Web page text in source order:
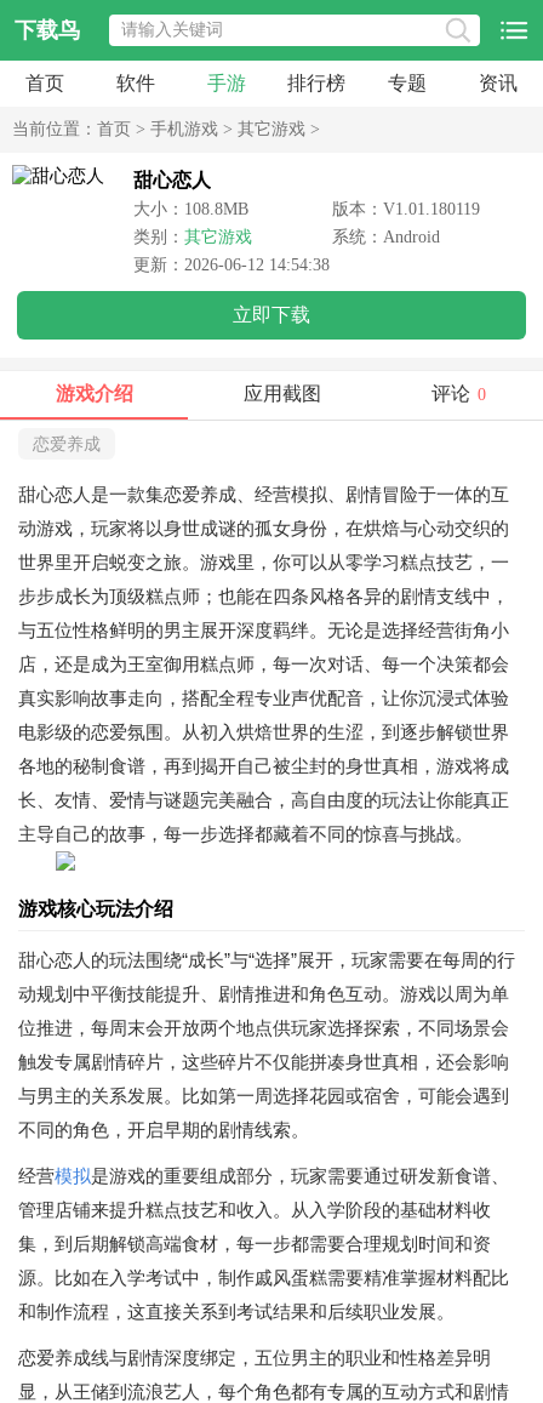
下载鸟
首页 软件 手游 排行榜 专题 资讯
当前位置： 首页 > 手机游戏 > 其它游戏 >
甜心恋人
大小：108.8MB
版本：V1.01.180119
类别： 其它游戏
系统：Android
更新：2026-06-12 14:54:38
立即下载
游戏介绍 应用截图 评论 0
恋爱养成
甜心恋人是一款集恋爱养成、经营模拟、剧情冒险于一体的互
动游戏，玩家将以身世成谜的孤女身份，在烘焙与心动交织的
世界里开启蜕变之旅。游戏里，你可以从零学习糕点技艺，一
步步成长为顶级糕点师；也能在四条风格各异的剧情支线中，
与五位性格鲜明的男主展开深度羁绊。无论是选择经营街角小
店，还是成为王室御用糕点师，每一次对话、每一个决策都会
真实影响故事走向，搭配全程专业声优配音，让你沉浸式体验
电影级的恋爱氛围。从初入烘焙世界的生涩，到逐步解锁世界
各地的秘制食谱，再到揭开自己被尘封的身世真相，游戏将成
长、友情、爱情与谜题完美融合，高自由度的玩法让你能真正
主导自己的故事，每一步选择都藏着不同的惊喜与挑战。
游戏核心玩法介绍
甜心恋人的玩法围绕“成长”与“选择”展开，玩家需要在每周的行
动规划中平衡技能提升、剧情推进和角色互动。游戏以周为单
位推进，每周末会开放两个地点供玩家选择探索，不同场景会
触发专属剧情碎片，这些碎片不仅能拼凑身世真相，还会影响
与男主的关系发展。比如第一周选择花园或宿舍，可能会遇到
不同的角色，开启早期的剧情线索。
经营模拟是游戏的重要组成部分，玩家需要通过研发新食谱、
管理店铺来提升糕点技艺和收入。从入学阶段的基础材料收
集，到后期解锁高端食材，每一步都需要合理规划时间和资
源。比如在入学考试中，制作戚风蛋糕需要精准掌握材料配比
和制作流程，这直接关系到考试结果和后续职业发展。
恋爱养成线与剧情深度绑定，五位男主的职业和性格差异明
显，从王储到流浪艺人，每个角色都有专属的互动方式和剧情